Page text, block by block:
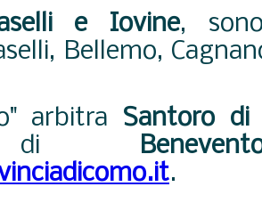
e Iovine,
Bellemo,
arbitra Santoro di
di
.